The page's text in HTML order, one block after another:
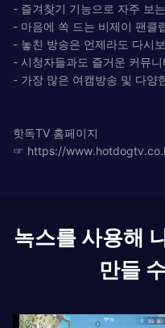
- 즐겨찾기 기능으로 자주 보
- 마음에 쏙 드는 비제이 팬클
- 놓친 방송은 언제라도 다시
- 시청자들과도 즐거운 커뮤니
- 가장 많은 여캠방송 및 다양
핫독TV 홈페이지
☞ https://
녹스를 사용해
만들